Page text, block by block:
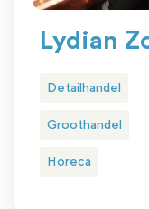
Lydian
Detailhandel
Groothandel
Horeca